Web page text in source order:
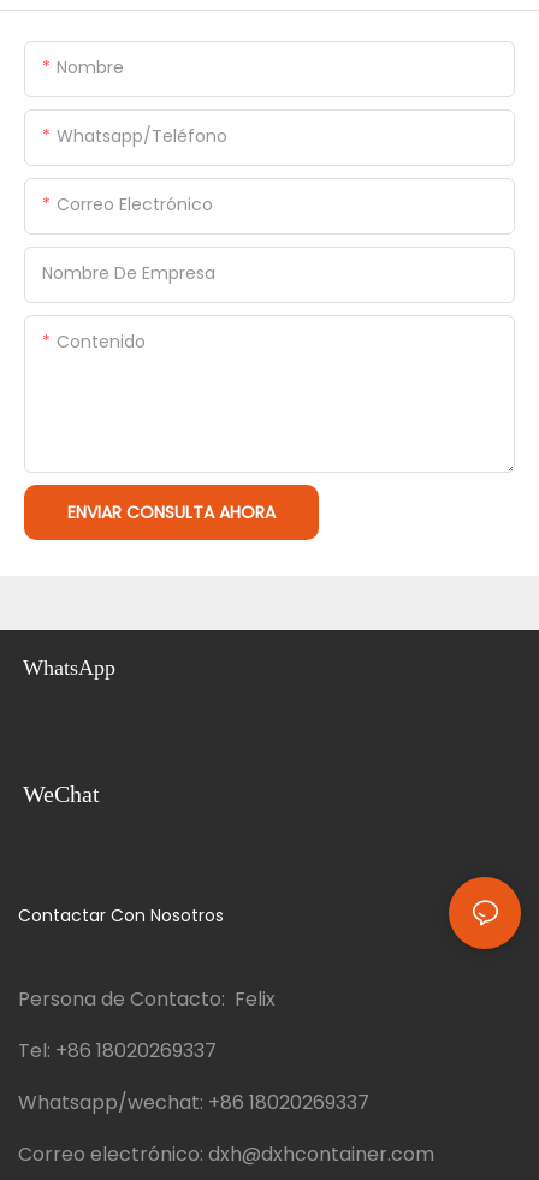
Nombre
Whatsapp/Teléfono
Correo Electrónico
Nombre De Empresa
Contenido
ENVIAR CONSULTA AHORA
WhatsApp
WeChat
Contactar Con Nosotros
Persona de Contacto: Felix
Tel: +86 18020269337
Whatsapp/wechat: +86 18020269337
Correo electrónico: dxh@dxhcontainer.com